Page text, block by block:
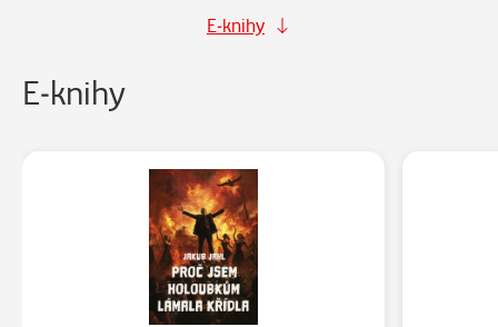
E-knihy
E-knihy